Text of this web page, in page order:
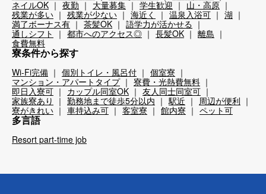
ネイルOK
夜勤 大量募集 学生歓迎
山・高原
残業が多い
残業が少ない 海近く 温泉入浴可
湖
満了ボーナス有
茶髪OK
語学力が活かせる
通しシフト
都市へのアクセス◎ 長髪OK
離島
食費無料
寮条件から探す
Wi-Fi完備 個別トイレ・風呂付
個室寮
マンション・アパートタイプ
寮費・光熱費無料
即日入寮可
カップル同室OK
友人同士同室可
家族寮あり
勤務地まで徒歩5分以内 駅近
周辺が便利
寮がきれい
車持込み可 客室寮 館内寮 ペット可
多言語
Resort part-time job